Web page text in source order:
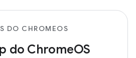
DO CHROMEOS
do ChromeOS